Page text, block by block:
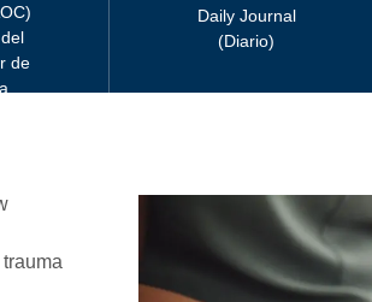
de
Daily Journal
(Diario)